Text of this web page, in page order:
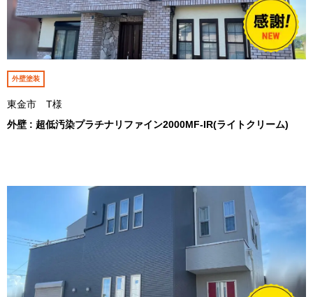
外壁塗装
東金市 T様
外壁 : 超低汚染プラチナリファイン2000MF-IR(ライトクリーム)